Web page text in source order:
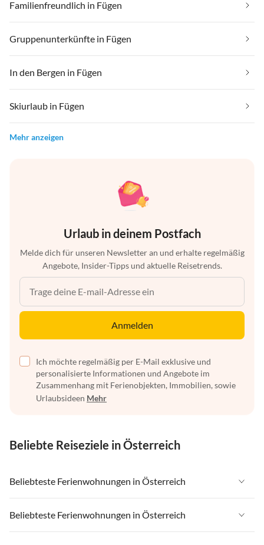
Familienfreundlich in Fügen
Gruppenunterkünfte in Fügen
In den Bergen in Fügen
Skiurlaub in Fügen
Mehr anzeigen
Urlaub in deinem Postfach
Melde dich für unseren Newsletter an und erhalte regelmäßig
Angebote, Insider-Tipps und aktuelle Reisetrends.
Anmelden
Ich möchte regelmäßig per E-Mail exklusive und
personalisierte Informationen und Angebote im
Zusammenhang mit Ferienobjekten, Immobilien, sowie
Urlaubsideen Mehr
Beliebte Reiseziele in Österreich
Beliebteste Ferienwohnungen in Österreich
Ferienwohnungen in Österreich
Ferienwohnungen in Tirol
Beliebteste Ferienwohnungen in Österreich